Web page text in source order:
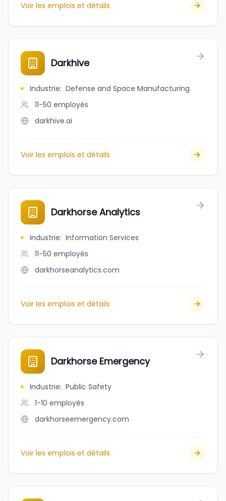
Voir les emplois et détails
Darkhive
Industrie: Defense and Space Manufacturing
11-50 employés
darkhive.ai
Voir les emplois et détails
Darkhorse Analytics
Industrie: Information Services
11-50 employés
darkhorseanalytics.com
Voir les emplois et détails
Darkhorse Emergency
Industrie: Public Safety
1-10 employés
darkhorseemergency.com
Voir les emplois et détails